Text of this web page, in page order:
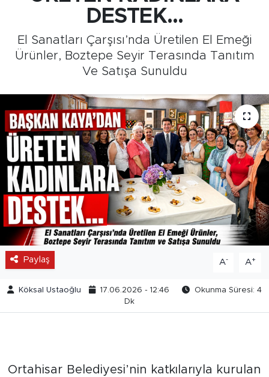
DESTEK...
El Sanatları Çarşısı’nda Üretilen El Emeği
Ürünler, Boztepe Seyir Terasında Tanıtım
Ve Satışa Sunuldu
Paylaş A- A+
Köksal Ustaoğlu 17.06.2026 - 12:46
Okunma Süresi: 4
Dk
Ortahisar Belediyesi’nin katkılarıyla kurulan
Sağlık
Teknoloji
GURBETTEN SILAYA
Foto Galeri
Köşe Yazarları
Manşet
Ulusal Son Dakika Haberleri